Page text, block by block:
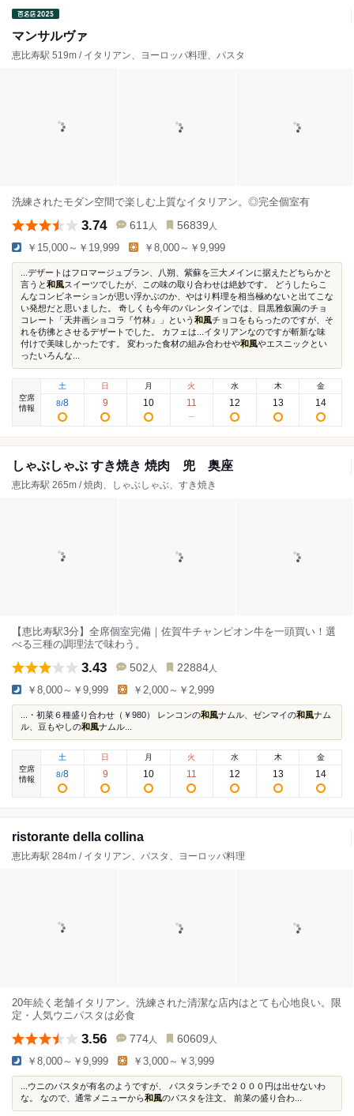
マンサルヴァ
恵比寿駅 519m / イタリアン、ヨーロッパ料理、パスタ
洗練されたモダン空間で楽しむ上質なイタリアン。◎完全個室有
3.74 611 人 56839 人
￥15,000～￥19,999 ￥8,000～￥9,999
...デザートはフロマージュブラン、八朔、紫蘇を三大メインに据えたどちらかと
言うと和風スイーツでしたが、この味の取り合わせは絶妙です。 どうしたらこ
んなコンビネーションが思い浮かぶのか、やはり料理を相当極めないと出てこな
い発想だと思いました。 奇しくも今年のバレンタインでは、目黒雅叙園のチョ
コレート「天井画ショコラ『竹林』」という 和風チョコをもらったのですが、そ
れを彷彿とさせるデザートでした。 カフェは...イタリアンなのですが斬新な味
付けで美味しかったです。 変わった食材の組み合わせや和風やエスニックとい
ったいろんな...
空席
情報
土
8/8
日
9
月
10
火
11
水
12
木
13
金
14
しゃぶしゃぶ すき焼き 焼肉 兜 奥座
恵比寿駅 265m / 焼肉、しゃぶしゃぶ、すき焼き
【恵比寿駅3分】全席個室完備｜佐賀牛チャンピオン牛を一頭買い！選
べる三種の調理法で味わう。
3.43 502 人 22884 人
￥8,000～￥9,999 ￥2,000～￥2,999
...・初菜６種盛り合わせ（￥980） レンコンの和風ナムル、ゼンマイの和風ナム
ル、豆もやしの和風ナムル...
空席
情報
土
8/8
日
9
月
10
火
11
水
12
木
13
金
14
ristorante della collina
恵比寿駅 284m / イタリアン、パスタ、ヨーロッパ料理
20年続く老舗イタリアン。洗練された清潔な店内はとても心地良い。限
定・人気ウニパスタは必食
3.56 774 人 60609 人
￥8,000～￥9,999 ￥3,000～￥3,999
...ウニのパスタが有名のようですが、 パスタランチで２０００円は出せないわ
な。 なので、通常メニューから和風のパスタを注文。 前菜の盛り合わ...